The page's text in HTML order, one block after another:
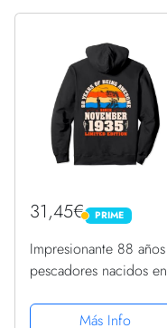
31,45€ PRIME
PRIME
Impresionante 88 años
pescadores nacidos en
cumpleaños Sudadera
Más Info